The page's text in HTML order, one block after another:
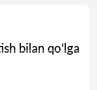
bilan qoʻlga